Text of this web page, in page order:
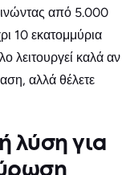
από 5.000
10 εκατομμύρια
λειτουργεί καλά αν
αλλά θέλετε
λύση για